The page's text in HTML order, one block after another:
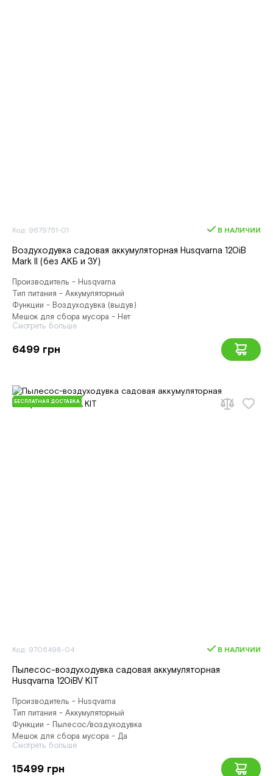
Код: 9679761-01 В НАЛИЧИИ
Воздуходувка садовая аккумуляторная Husqvarna 120iB
Mark II (без АКБ и ЗУ)
Производитель - Husqvarna
Тип питания - Аккумуляторный
Функции - Воздуходувка (выдув)
Мешок для сбора мусора - Нет
Смотреть больше
6499 грн
БЕСПЛАТНАЯ ДОСТАВКА
Код: 9706498-04 В НАЛИЧИИ
Пылесос-воздуходувка садовая аккумуляторная
Husqvarna 120iBV KIT
Производитель - Husqvarna
Тип питания - Аккумуляторный
Функции - Пылесос/воздуходувка
Мешок для сбора мусора - Да
Смотреть больше
15499 грн